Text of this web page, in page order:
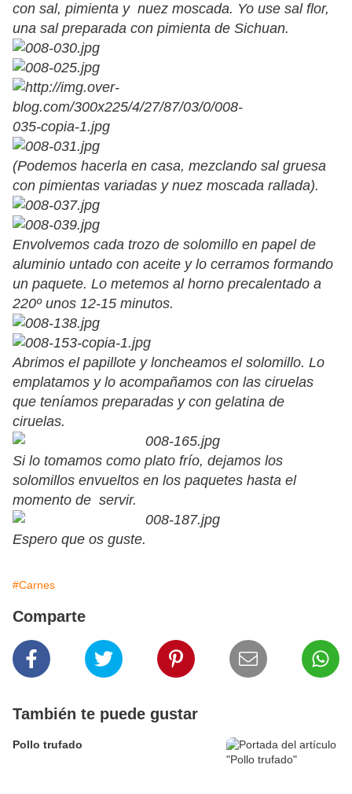
con sal, pimienta y nuez moscada. Yo use sal flor,
una sal preparada con pimienta de Sichuan.
(Podemos hacerla en casa, mezclando sal gruesa
con pimientas variadas y nuez moscada rallada).
Envolvemos cada trozo de solomillo en papel de
aluminio untado con aceite y lo cerramos formando
un paquete. Lo metemos al horno precalentado a
220º unos 12-15 minutos.
Abrimos el papillote y loncheamos el solomillo. Lo
emplatamos y lo acompañamos con las ciruelas
que teníamos preparadas y con gelatina de
ciruelas.
Si lo tomamos como plato frío, dejamos los
solomillos envueltos en los paquetes hasta el
momento de servir.
Espero que os guste.
#Carnes
Comparte
También te puede gustar
Pollo trufado